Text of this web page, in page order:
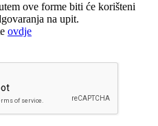
ove forme biti će korišteni
na upit.
ovdje